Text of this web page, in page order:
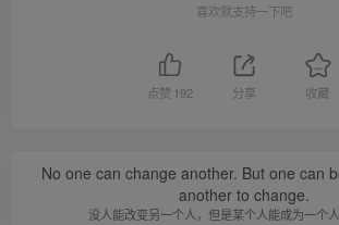
喜欢就支持一下吧
点赞 192 分享 收藏
No one can change another. But one can
another to change.
没人能改变另一个人，但是某个人能成为一个